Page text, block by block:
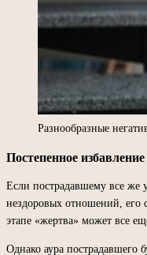
Разнообразные
Постепенное
Если пострадавшему все же
нездоровых отношений, его
этапе «жертва» может все
Однако аура пострадавшего